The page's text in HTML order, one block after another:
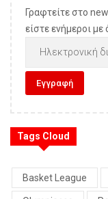
Γραφτείτε στο
είστε ενήμεροι
Tags Cloud
Basket League